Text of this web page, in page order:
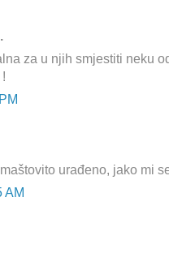
za u njih smjestiti neku
urađeno, jako mi
AM